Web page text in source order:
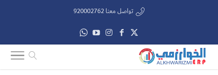
تواصل معنا 920002762